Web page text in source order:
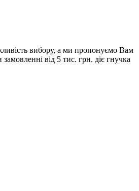
вибору, а ми пропонуємо Вам
від 5 тис. грн. діє гнучка